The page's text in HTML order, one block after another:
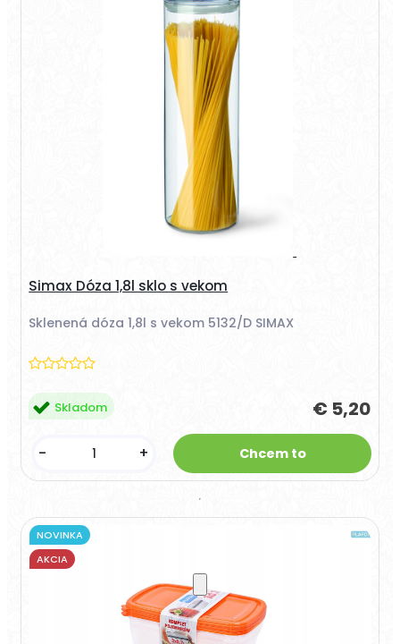
Simax Dóza 1,8l sklo s vekom
Sklenená dóza 1,8l s vekom 5132/D SIMAX
€ 5,20
Skladom
- +
NOVINKA
AKCIA